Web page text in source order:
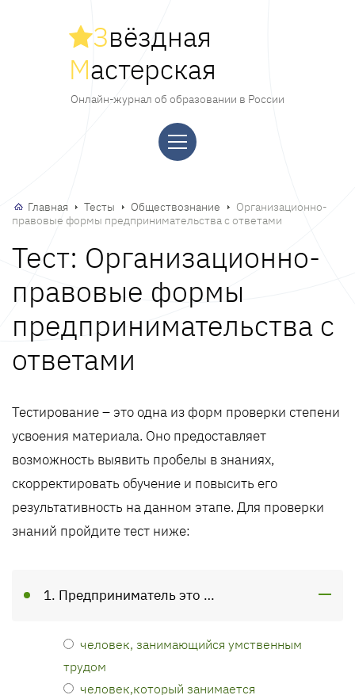
Звёздная
Мастерская
Онлайн-журнал об образовании в России
Главная Тесты Обществознание
Организационно-
правовые формы предпринимательства с ответами
Тест: Организационно-
правовые формы
предпринимательства с
ответами
Тестирование – это одна из форм проверки степени
усвоения материала. Оно предоставляет
возможность выявить пробелы в знаниях,
скорректировать обучение и повысить его
результативность на данном этапе. Для проверки
знаний пройдите тест ниже:
1. Предприниматель это …
человек, занимающийся умственным
трудом
человек,который занимается